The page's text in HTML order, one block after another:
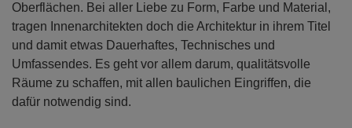
Oberflächen. Bei aller Liebe zu Form, Farbe und Material,
tragen Innenarchitekten doch die Architektur in ihrem Titel
und damit etwas Dauerhaftes, Technisches und
Umfassendes. Es geht vor allem darum, qualitätsvolle
Räume zu schaffen, mit allen baulichen Eingriffen, die
dafür notwendig sind.